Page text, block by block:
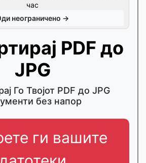
час
неограничено →
PDF до
JPG
Го Твојот PDF до JPG
без напор
ги вашите